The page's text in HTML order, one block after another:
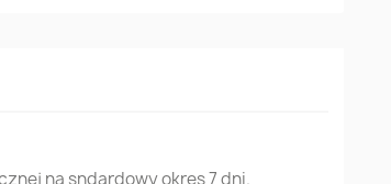
na sndardowy okres 7 dni.